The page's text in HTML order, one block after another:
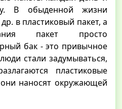
В обыденной жизни
в пластиковый пакет, а
пакет просто
бак - это привычное
стали задумываться,
пластиковые
наносят окружающей